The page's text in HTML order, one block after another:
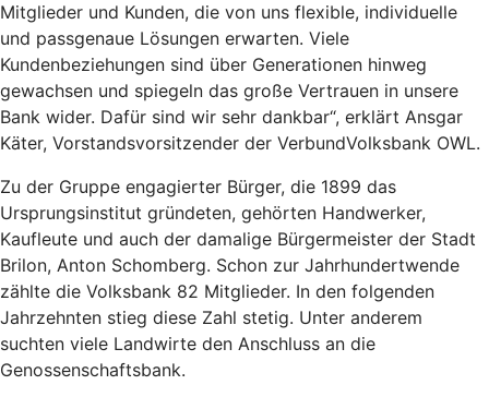
Mitglieder und Kunden, die von uns flexible, individuelle
und passgenaue Lösungen erwarten. Viele
Kundenbeziehungen sind über Generationen hinweg
gewachsen und spiegeln das große Vertrauen in unsere
Bank wider. Dafür sind wir sehr dankbar“, erklärt Ansgar
Käter, Vorstandsvorsitzender der VerbundVolksbank OWL.
Zu der Gruppe engagierter Bürger, die 1899 das
Ursprungsinstitut gründeten, gehörten Handwerker,
Kaufleute und auch der damalige Bürgermeister der Stadt
Brilon, Anton Schomberg. Schon zur Jahrhundertwende
zählte die Volksbank 82 Mitglieder. In den folgenden
Jahrzehnten stieg diese Zahl stetig. Unter anderem
suchten viele Landwirte den Anschluss an die
Genossenschaftsbank.